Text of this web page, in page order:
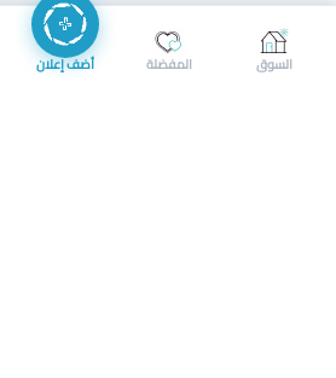
إرسال رسالة
أضف إعلان المفضلة السوق